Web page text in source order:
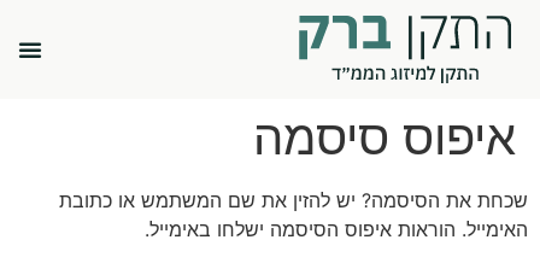
איפוס סיסמה
שכחת את הסיסמה? יש להזין את שם המשתמש או כתובת
האימייל. הוראות איפוס הסיסמה ישלחו באימייל.